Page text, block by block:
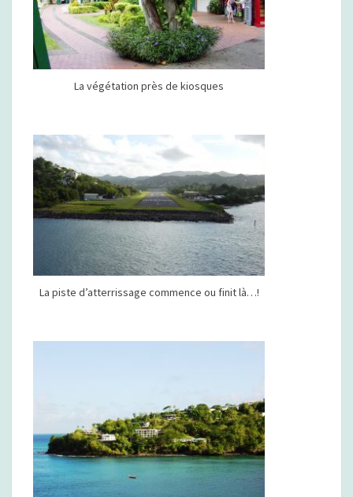
La végétation près de kiosques
La piste d’atterrissage commence ou finit là…!